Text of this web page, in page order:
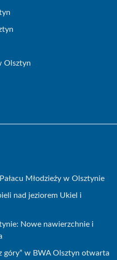
Olsztyn
Młodzieży w Olsztynie
nad jeziorem Ukiel i
Nowe nawierzchnie i
góry” w BWA Olsztyn otwarta